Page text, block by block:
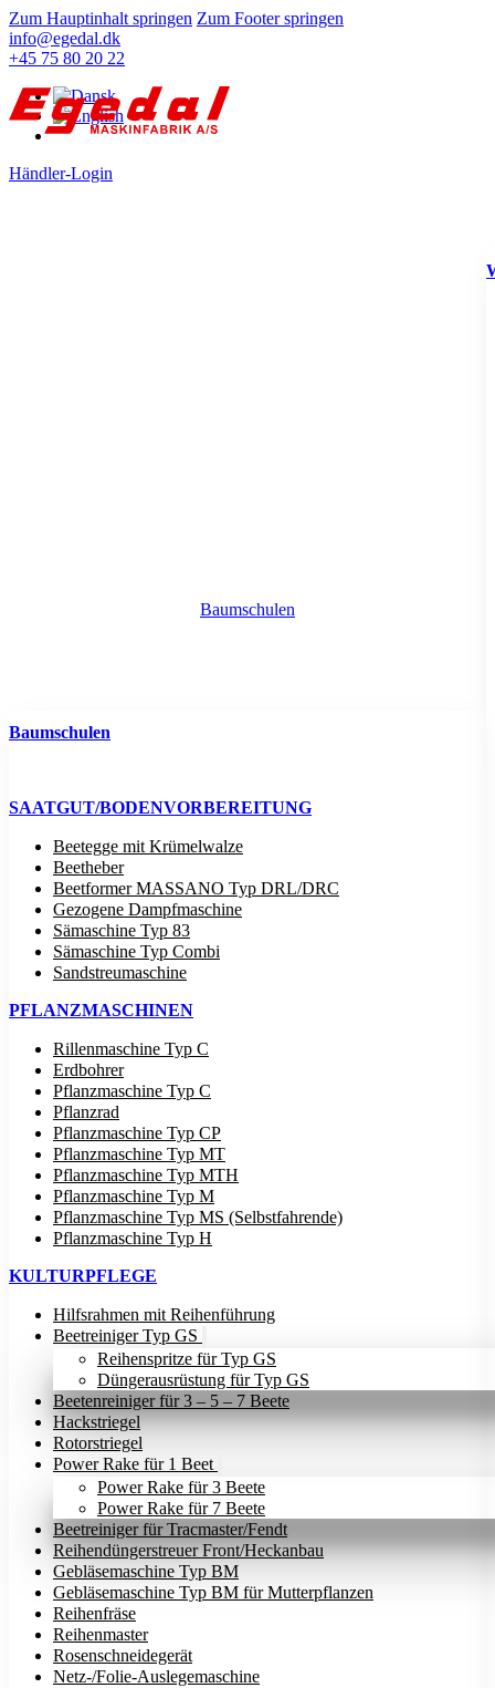
Zum Hauptinhalt springen Zum Footer springen
info@egedal.dk
+45 75 80 20 22
Händler-Login
Baumschulen
Baumschulen
SAATGUT/BODENVORBEREITUNG
Beetegge mit Krümelwalze
Beetheber
Beetformer MASSANO Typ DRL/DRC
Gezogene Dampfmaschine
Sämaschine Typ 83
Sämaschine Typ Combi
Sandstreumaschine
PFLANZMASCHINEN
Rillenmaschine Typ C
Erdbohrer
Pflanzmaschine Typ C
Pflanzrad
Pflanzmaschine Typ CP
Pflanzmaschine Typ MT
Pflanzmaschine Typ MTH
Pflanzmaschine Typ M
Pflanzmaschine Typ MS (Selbstfahrende)
Pflanzmaschine Typ H
KULTURPFLEGE
Hilfsrahmen mit Reihenführung
Beetreiniger Typ GS
Reihenspritze für Typ GS
Düngerausrüstung für Typ GS
Beetenreiniger für 3 – 5 – 7 Beete
Hackstriegel
Rotorstriegel
Power Rake für 1 Beet
Power Rake für 3 Beete
Power Rake für 7 Beete
Beetreiniger für Tracmaster/Fendt
Reihendüngerstreuer Front/Heckanbau
Gebläsemaschine Typ BM
Gebläsemaschine Typ BM für Mutterpflanzen
Reihenfräse
Reihenmaster
Rosenschneidegerät
Netz-/Folie-Auslegemaschine